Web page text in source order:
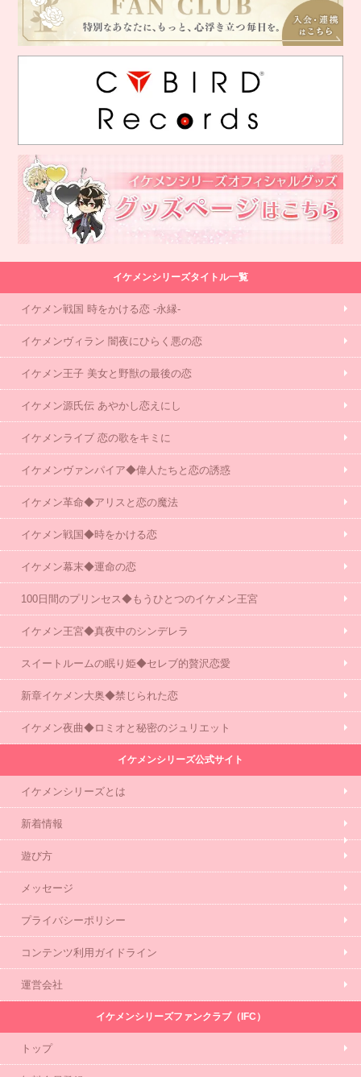
イケメンシリーズタイトル一覧
イケメン戦国 時をかける恋 -永縁-
イケメンヴィラン 闇夜にひらく悪の恋
イケメン王子 美女と野獣の最後の恋
イケメン源氏伝 あやかし恋えにし
イケメンライブ 恋の歌をキミに
イケメンヴァンパイア◆偉人たちと恋の誘惑
イケメン革命◆アリスと恋の魔法
イケメン戦国◆時をかける恋
イケメン幕末◆運命の恋
100日間のプリンセス◆もうひとつのイケメン王宮
イケメン王宮◆真夜中のシンデレラ
スイートルームの眠り姫◆セレブ的贅沢恋愛
新章イケメン大奥◆禁じられた恋
イケメン夜曲◆ロミオと秘密のジュリエット
イケメンシリーズ公式サイト
イケメンシリーズとは
新着情報
遊び方
メッセージ
プライバシーポリシー
コンテンツ利用ガイドライン
運営会社
イケメンシリーズファンクラブ（IFC）
トップ